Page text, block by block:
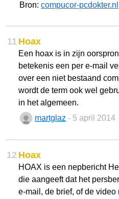
Bron: compucor-pcdokter.nl
11 Hoax
Een hoax is in zijn
betekenis een per e-mail
over een niet bestaand
wordt de term ook wel
in het algemeen.
martglaz - 5 april 2014
12 Hoax
HOAX is een nepbericht
die aangeeft dat het
e-mail, de brief, of de